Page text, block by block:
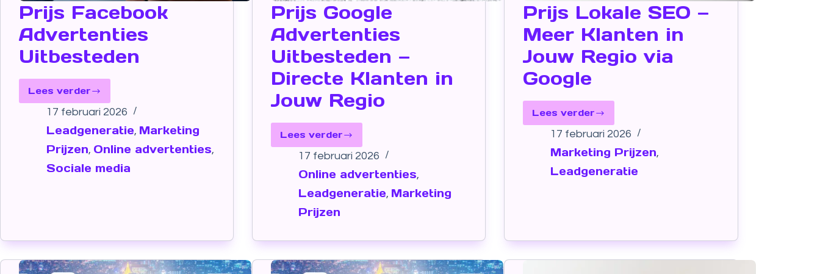
Prijs Facebook
Advertenties
Uitbesteden
Lees verder
17 februari 2026
Leadgeneratie, Marketing
Prijzen, Online advertenties,
Sociale media
Prijs Google
Advertenties
Uitbesteden —
Directe Klanten in
Jouw Regio
Lees verder
17 februari 2026
Online advertenties,
Leadgeneratie, Marketing
Prijzen
Prijs Lokale SEO —
Meer Klanten in
Jouw Regio via
Google
Lees verder
17 februari 2026
Marketing Prijzen,
Leadgeneratie